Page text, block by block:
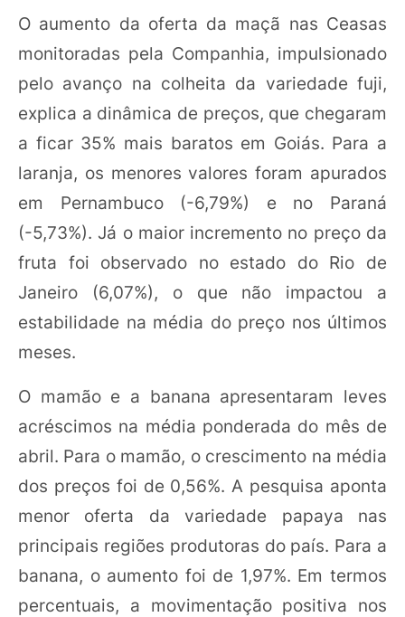
O aumento da oferta da maçã nas Ceasas
monitoradas pela Companhia, impulsionado
pelo avanço na colheita da variedade fuji,
explica a dinâmica de preços, que chegaram
a ficar 35% mais baratos em Goiás. Para a
laranja, os menores valores foram apurados
em Pernambuco (-6,79%) e no Paraná
(-5,73%). Já o maior incremento no preço da
fruta foi observado no estado do Rio de
Janeiro (6,07%), o que não impactou a
estabilidade na média do preço nos últimos
meses.
O mamão e a banana apresentaram leves
acréscimos na média ponderada do mês de
abril. Para o mamão, o crescimento na média
dos preços foi de 0,56%. A pesquisa aponta
menor oferta da variedade papaya nas
principais regiões produtoras do país. Para a
banana, o aumento foi de 1,97%. Em termos
percentuais, a movimentação positiva nos